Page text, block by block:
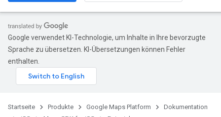
Google verwendet KI-Technologie, um Inhalte in Ihre bevorzugte
Sprache zu übersetzen. KI-Übersetzungen können Fehler
enthalten.
Startseite Produkte Google Maps Platform
Dokumentation